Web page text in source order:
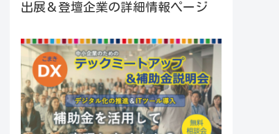
出展＆登壇企業の詳細情報ページ